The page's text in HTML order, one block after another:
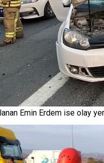
Emin Erdem ise olay